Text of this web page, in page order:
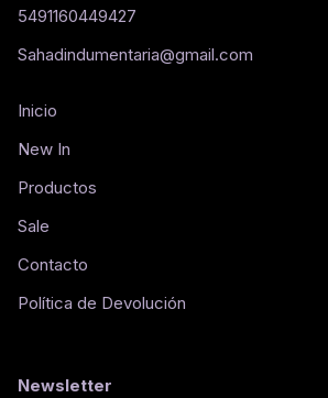
5491160449427
Sahadindumentaria@gmail.com
Inicio
New In
Productos
Sale
Contacto
Política de Devolución
Newsletter